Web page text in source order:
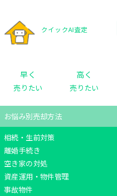
クイックAI査定
早く
売りたい
高く
売りたい
お悩み別売却方法
相続・生前対策
離婚手続き
空き家の対処
資産運用・物件管理
事故物件